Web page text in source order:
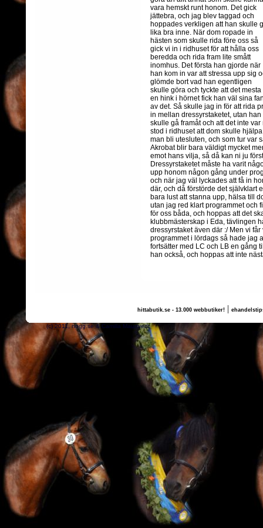
vara hemskt runt honom. Det gick
jättebra, och jag blev taggad och
hoppades verkligen att han skulle
lika bra inne. När dom ropade in
hästen som skulle rida före oss så
gick vi in i ridhuset för att hålla oss
beredda och rida fram lite smått
inomhus. Det första han gjorde när
han kom in var att stressa upp sig
glömde bort vad han egentligen
skulle göra och tyckte att det
en hink i hörnet fick han väl sina
av det. Så skulle jag in för att rida
in mellan dressyrstaketet, utan
skulle gå framåt och att det inte
stod i ridhuset att dom skulle
man bli utesluten, och som tur var
Akrobat blir bara väldigt mycket
emot hans vilja, så då kan ni ju
Dressyrstaketet måste ha varit
upp honom någon gång under
och när jag väl lyckades att få in
där, och då förstörde det självklart
bara lust att stanna upp, hälsa till
utan jag red klart programmet och
för oss båda, och hoppas att det
klubbmästerskap i Eda, tävlingen
dressyrstaket även där :/ Men vi
programmet i lördags så hade jag
fortsätter med LC och LB en gång
han också, och hoppas att inte
hittabutik.se - 13.000 webbutiker!|
(c) 2011, nogg.se & Camilla Maurtvedt